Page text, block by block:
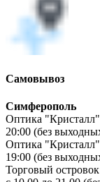
Самовывоз
Симферополь
Оптика
20:00 (без
Оптика
19:00 (без
Торговый